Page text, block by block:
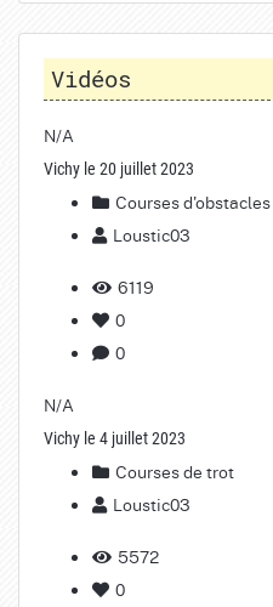
Vidéos
N/A
Vichy le 20 juillet 2023
Courses d'obstacles
Loustic03
6119
0
0
N/A
Vichy le 4 juillet 2023
Courses de trot
Loustic03
5572
0